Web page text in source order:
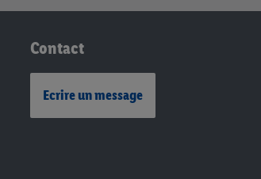
Contact
Ecrire un message